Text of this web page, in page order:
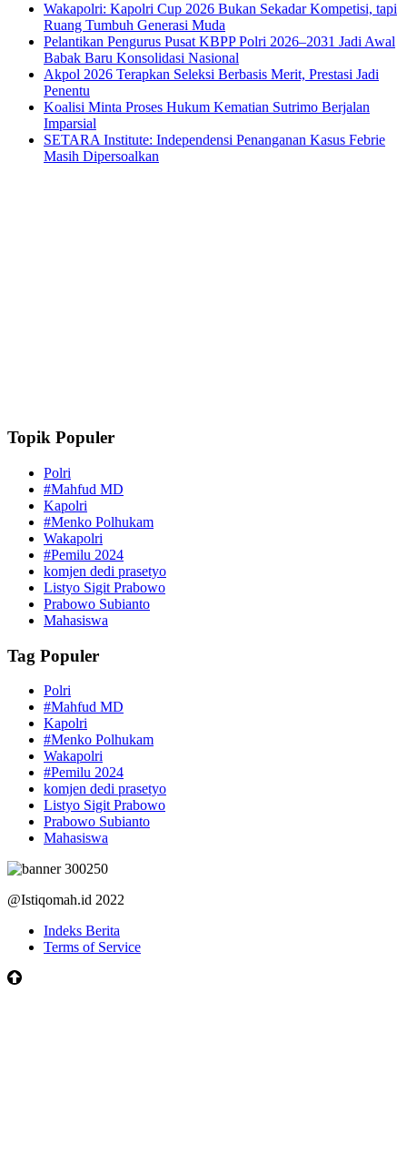
Wakapolri: Kapolri Cup 2026 Bukan Sekadar Kompetisi, tapi
Ruang Tumbuh Generasi Muda
Pelantikan Pengurus Pusat KBPP Polri 2026–2031 Jadi Awal
Babak Baru Konsolidasi Nasional
Akpol 2026 Terapkan Seleksi Berbasis Merit, Prestasi Jadi
Penentu
Koalisi Minta Proses Hukum Kematian Sutrimo Berjalan
Imparsial
SETARA Institute: Independensi Penanganan Kasus Febrie
Masih Dipersoalkan
Topik Populer
Polri
#Mahfud MD
Kapolri
#Menko Polhukam
Wakapolri
#Pemilu 2024
komjen dedi prasetyo
Listyo Sigit Prabowo
Prabowo Subianto
Mahasiswa
Tag Populer
Polri
#Mahfud MD
Kapolri
#Menko Polhukam
Wakapolri
#Pemilu 2024
komjen dedi prasetyo
Listyo Sigit Prabowo
Prabowo Subianto
Mahasiswa
@Istiqomah.id 2022
Indeks Berita
Terms of Service